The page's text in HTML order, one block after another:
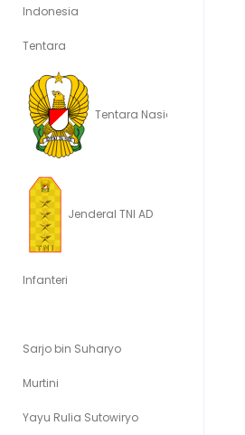
Indonesia
Tentara
Tentara Nasional
Jenderal TNI AD
Infanteri
Sarjo bin Suharyo
Murtini
Yayu Rulia Sutowiryo